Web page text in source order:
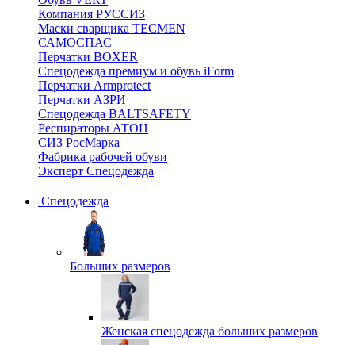
Компания РУССИЗ
Маски сварщика TECMEN
САМОСПАС
Перчатки BOXER
Спецодежда премиум и обувь iForm
Перчатки Armprotect
Перчатки АЗРИ
Спецодежда BALTSAFETY
Респираторы АТОН
СИЗ РосМарка
Фабрика рабочей обуви
Эксперт Спецодежда
Спецодежда
Больших размеров
Женская спецодежда больших размеров